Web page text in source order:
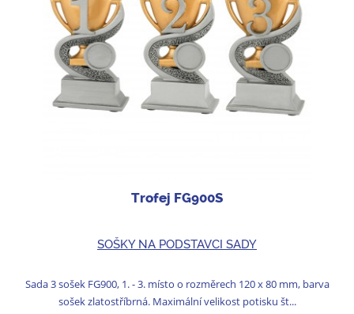
Trofej FG900S
SOŠKY NA PODSTAVCI SADY
Sada 3 sošek FG900, 1. - 3. místo o rozměrech 120 x 80 mm, barva
sošek zlatostříbrná. Maximální velikost potisku št...